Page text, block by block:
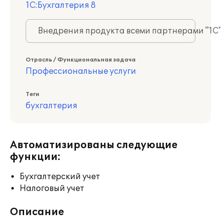
1С:Бухгалтерия 8
Внедрения продукта всеми партнерами
Отрасль / Функциональная задача
Профессиональные услуги
Теги
бухгалтерия
Автоматизированы следующие
функции:
Бухгалтерский учет
Налоговый учет
Описание